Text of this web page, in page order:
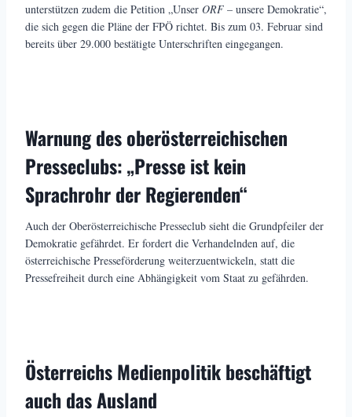
unterstützen zudem die Petition „Unser ORF – unsere Demokratie“,
die sich gegen die Pläne der FPÖ richtet. Bis zum 03. Februar sind
bereits über 29.000 bestätigte Unterschriften eingegangen.
Warnung des oberösterreichischen
Presseclubs: „Presse ist kein
Sprachrohr der Regierenden“
Auch der Oberösterreichische Presseclub sieht die Grundpfeiler der
Demokratie gefährdet. Er fordert die Verhandelnden auf, die
österreichische Presseförderung weiterzuentwickeln, statt die
Pressefreiheit durch eine Abhängigkeit vom Staat zu gefährden.
Österreichs Medienpolitik beschäftigt
auch das Ausland